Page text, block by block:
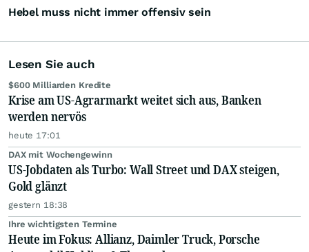
Hebel muss nicht immer offensiv sein
Lesen Sie auch
$600 Milliarden Kredite
Krise am US-Agrarmarkt weitet sich aus, Banken
werden nervös
heute 17:01
DAX mit Wochengewinn
US-Jobdaten als Turbo: Wall Street und DAX steigen,
Gold glänzt
gestern 18:38
Ihre wichtigsten Termine
Heute im Fokus: Allianz, Daimler Truck, Porsche